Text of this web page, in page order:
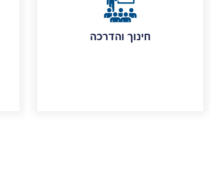
חינוך והדרכה